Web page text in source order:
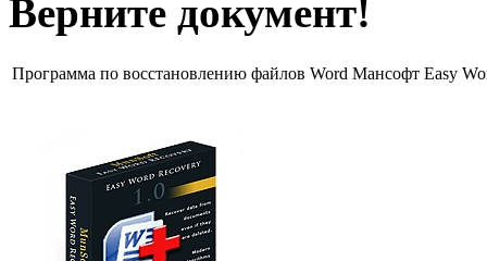
Верните документ!
Программа по восстановлению файлов Word Мансофт Easy